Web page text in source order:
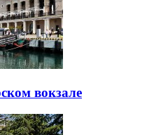
вокзале